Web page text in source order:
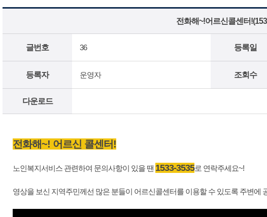
전화해~!어르신콜센터
글번호 36 등록일
등록자 운영자 조회수
다운로드
전화해~! 어르신 콜센터!
노인복지서비스 관련하여 문의사항이 있을 땐 1533-3535로 연락주세요~!
영상을 보신 지역주민께선 많은 분들이 어르신콜센터를 이용할 수 있도록 주변에